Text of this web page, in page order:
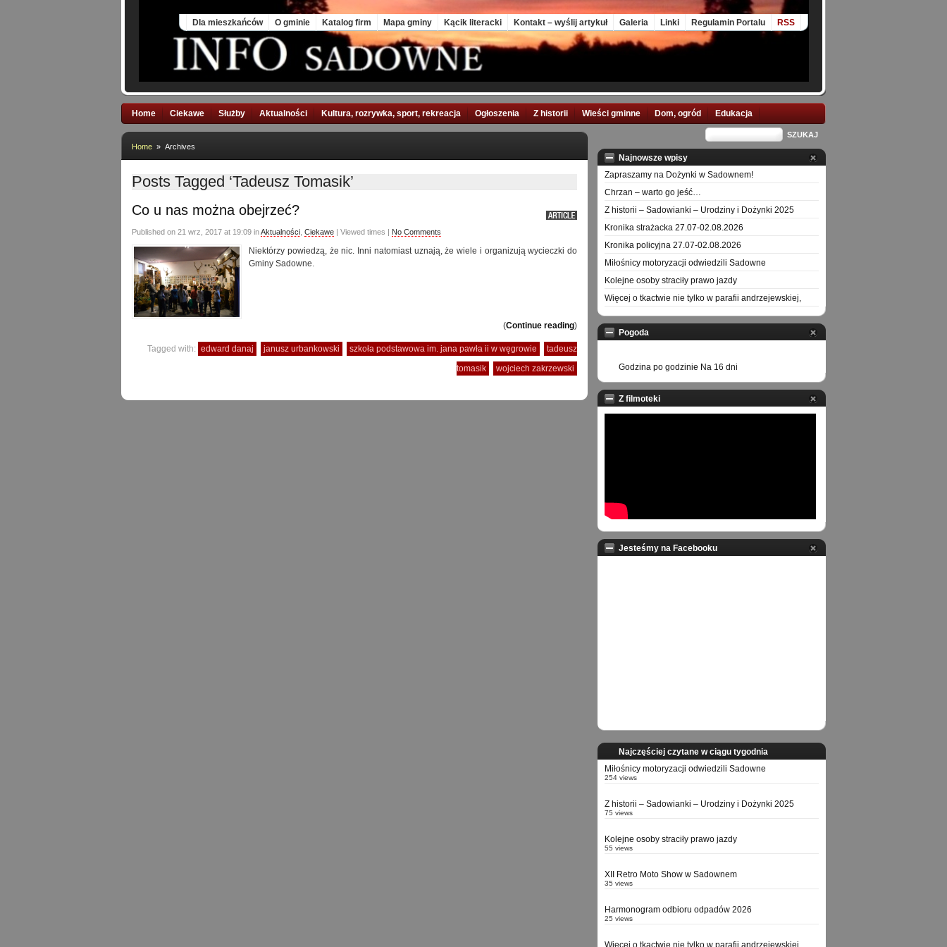
Dla mieszkańców O gminie Katalog firm Mapa gminy Kącik literacki Kontakt – wyślij artykuł Galeria Linki Regulamin Portalu RSS
Home Ciekawe Służby Aktualności Kultura, rozrywka, sport, rekreacja Ogłoszenia Z historii Wieści gminne Dom, ogród Edukacja
Home » Archives
Posts Tagged ‘Tadeusz Tomasik’
Co u nas można obejrzeć?
Published on 21 wrz, 2017 at 19:09 inAktualności Ciekawe | Viewed times | No Comments
Niektórzy powiedzą, że nic. Inni natomiast uznają, że wiele i organizują wycieczki do
Gminy Sadowne.
(Continue reading)
Tagged with: edward danaj janusz urbankowski szkoła podstawowa im. jana pawła ii w węgrowie
tadeusz
tomasik
wojciech zakrzewski
Najnowsze wpisy
Zapraszamy na Dożynki w Sadownem!
Chrzan – warto go jeść…
Z historii – Sadowianki – Urodziny i Dożynki 2025
Kronika strażacka 27.07-02.08.2026
Kronika policyjna 27.07-02.08.2026
Miłośnicy motoryzacji odwiedzili Sadowne
Kolejne osoby straciły prawo jazdy
Więcej o tkactwie nie tylko w parafii andrzejewskiej,
Pogoda
Godzina po godzinie Na 16 dni
Z filmoteki
Jesteśmy na Facebooku
Najczęściej czytane w ciągu tygodnia
Miłośnicy motoryzacji odwiedzili Sadowne
254 views
Z historii – Sadowianki – Urodziny i Dożynki 2025
75 views
Kolejne osoby straciły prawo jazdy
55 views
XII Retro Moto Show w Sadownem
35 views
Harmonogram odbioru odpadów 2026
25 views
Więcej o tkactwie nie tylko w parafii andrzejewskiej,